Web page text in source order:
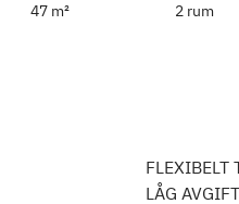
47 m²
2 rum
FLEXIBELT
LÅG AVGIFT